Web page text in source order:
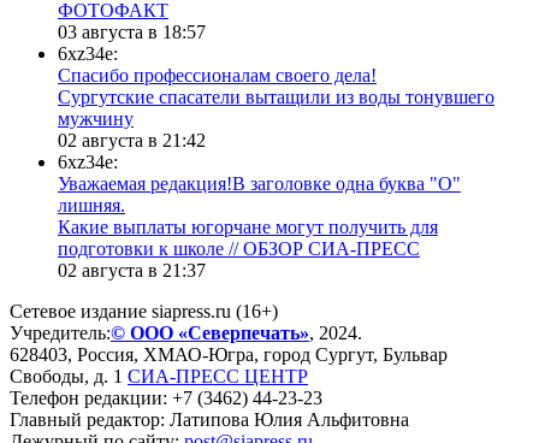
ФОТОФАКТ
03 августа в 18:57
6xz34e:
Спасибо профессионалам своего дела!
Сургутские спасатели вытащили из воды тонувшего
мужчину
02 августа в 21:42
6xz34e:
Уважаемая редакция!В заголовке одна буква "О"
лишняя.
Какие выплаты югорчане могут получить для
подготовки к школе // ОБЗОР СИА-ПРЕСС
02 августа в 21:37
Сетевое издание siapress.ru (16+)
Учредитель:© ООО «Северпечать», 2024.
628403, Россия, ХМАО-Югра, город Сургут, Бульвар
Свободы, д. 1 СИА-ПРЕСС ЦЕНТР
Телефон редакции: +7 (3462) 44-23-23
Главный редактор: Латипова Юлия Альфитовна